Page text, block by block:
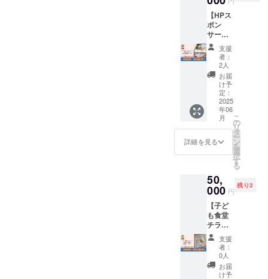
手数料
はご支
援者様
負担と
なりま
すの
で、振
込手数
料を引
いた額
を返金
致しま
す）。
・有効
期限
は、
2025年
12月31
日まで
としま
す。 ・
リター
ン履行
当日の
連絡手
話を使
用する
ありま
す。そ
のた
め、連
絡先
（お届
け先）
の記入
が必要
です。
・マル
社・団
体名)
と、別
途お伺
いする
支援者
様から
のメッ
セージ
を投稿
しま
す。
事項】
・備考
るお名
前(個
人・会
社・団
体名)を
ご記載
くださ
い。 ・
商品
（メ
日、雨
天時は
4/27(日)
に順延
となり
ます。
順延日
程につ
いて
も、開
催当日
の天候
や、注
意報・
警報級
た場
合、主
判断で
イベン
トを中
止とす
る場合
があり
ます。
をお送
りしま
す。 ■
お礼
メー
ル…
CAMPF
IREでの
メッ
セージ
機能か
ら送信
いたし
ますの
で、登
受信し
ます。
■備考…
上乗せ
支援が
可能で
す。応
援の気
持ちの
上乗せ
大歓迎
【HPス
ポン
サー】
多摩
SDCの
ホーム
ページ
に、お
名前(個
人・会
社・団
体名)の
一覧を
掲載し
ます ・
掲載期
間で
す。掲
載開始
は2024
年の5~6
月頃で
す 【注
意事
項】 ・
備考欄
に、掲
支援
者：
2人
お届
け予
定：
2025
年06
月
詳細を見る
こ
の
リ
タ
ー
ン
を
選
択
す
る
50,
000 円
残り2
【子ど
も食堂
チラシ
スポン
サー】
子ども
食堂の
チラシ
支援
者：
0人
お届
け予